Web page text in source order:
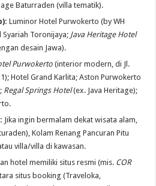
Baturraden (villa tematik).
Luminor Hotel Purwokerto (by WH
Syariah Toronijaya; Java Heritage Hotel
desain Jawa).
Purwokerto(interior modern, di Jl.
Hotel Grand Karlita; Aston Purwokerto
Regal Springs Hotel(ex. Java Heritage);
Jika ingin bermalam dekat wisata alam,
Kolam Renang Pancuran Pitu
villa/villa di kawasan.
hotel memiliki situs resmi (mis. COR
situs booking (Traveloka,